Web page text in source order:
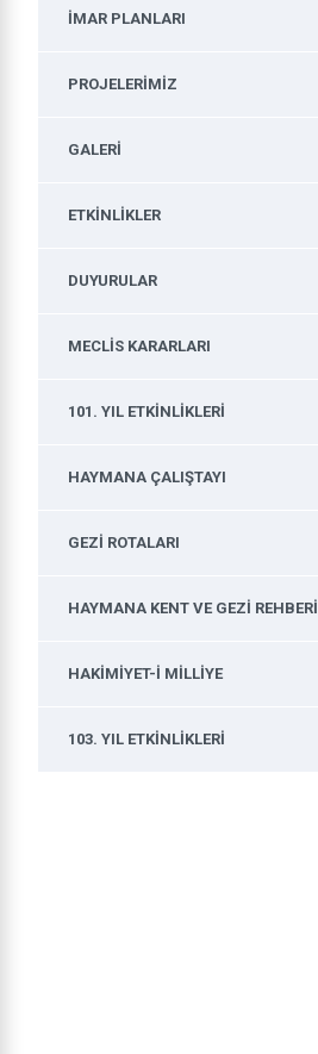
İMAR PLANLARI
PROJELERIMIZ
GALERI
ETKINLIKLER
DUYURULAR
MECLIS KARARLARI
101. YIL ETKINLIKLERI
HAYMANA ÇALIŞTAYI
GEZI ROTALARI
HAYMANA KENT VE GEZI REHBERI
HAKIMIYET-I MILLIYE
103. YIL ETKINLIKLERI